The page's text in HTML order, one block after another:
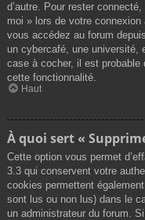
d’autre. Pour rester
moi » lors de votre
vous accédez au forum
un cybercafé, une université,
case à cocher, il est probable
cette fonctionnalité.
Haut
À quoi sert «
Cette option vous permet
3.3 qui conservent votre
cookies permettent
sont lus ou non lus) dans le
un administrateur du forum.